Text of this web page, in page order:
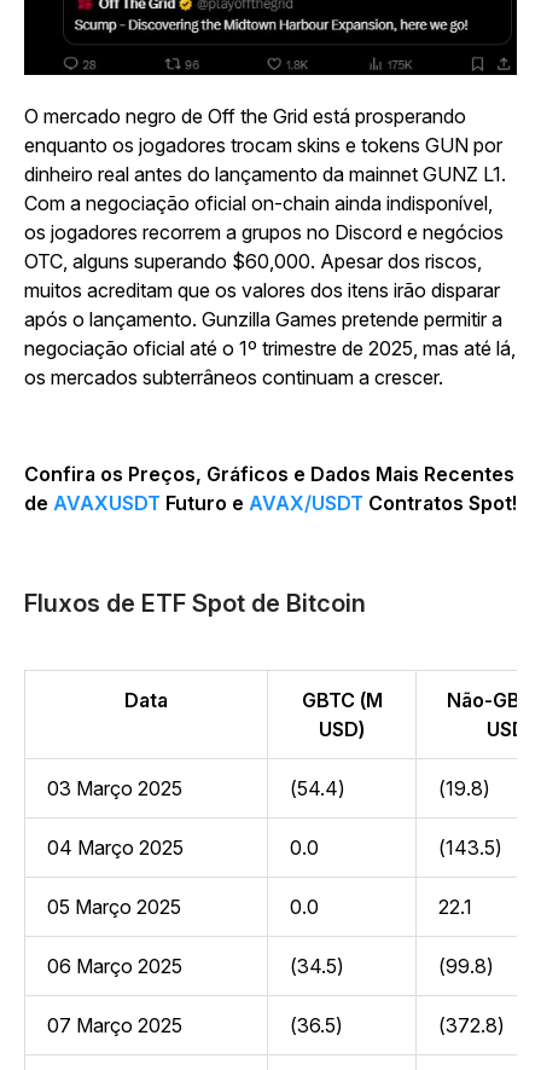
O mercado negro de Off the Grid está prosperando
enquanto os jogadores trocam skins e tokens GUN por
dinheiro real antes do lançamento da mainnet GUNZ L1.
Com a negociação oficial on-chain ainda indisponível,
os jogadores recorrem a grupos no Discord e negócios
OTC, alguns superando $60,000. Apesar dos riscos,
muitos acreditam que os valores dos itens irão disparar
após o lançamento. Gunzilla Games pretende permitir a
negociação oficial até o 1º trimestre de 2025, mas até lá,
os mercados subterrâneos continuam a crescer.
Confira os Preços, Gráficos e Dados Mais Recentes
de AVAXUSDT Futuro e AVAX/USDT Contratos Spot!
Fluxos de ETF Spot de Bitcoin
Data
GBTC (M
USD)
Não-
USD)
03 Março 2025 (54.4) (19.8)
04 Março 2025 0.0 (143.5)
05 Março 2025 0.0 22.1
06 Março 2025 (34.5) (99.8)
07 Março 2025 (36.5) (372.8)